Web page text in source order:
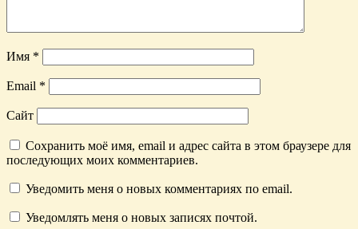
Имя *
Email *
Сайт
Сохранить моё имя, email и адрес сайта в этом браузере для
последующих моих комментариев.
Уведомить меня о новых комментариях по email.
Уведомлять меня о новых записях почтой.